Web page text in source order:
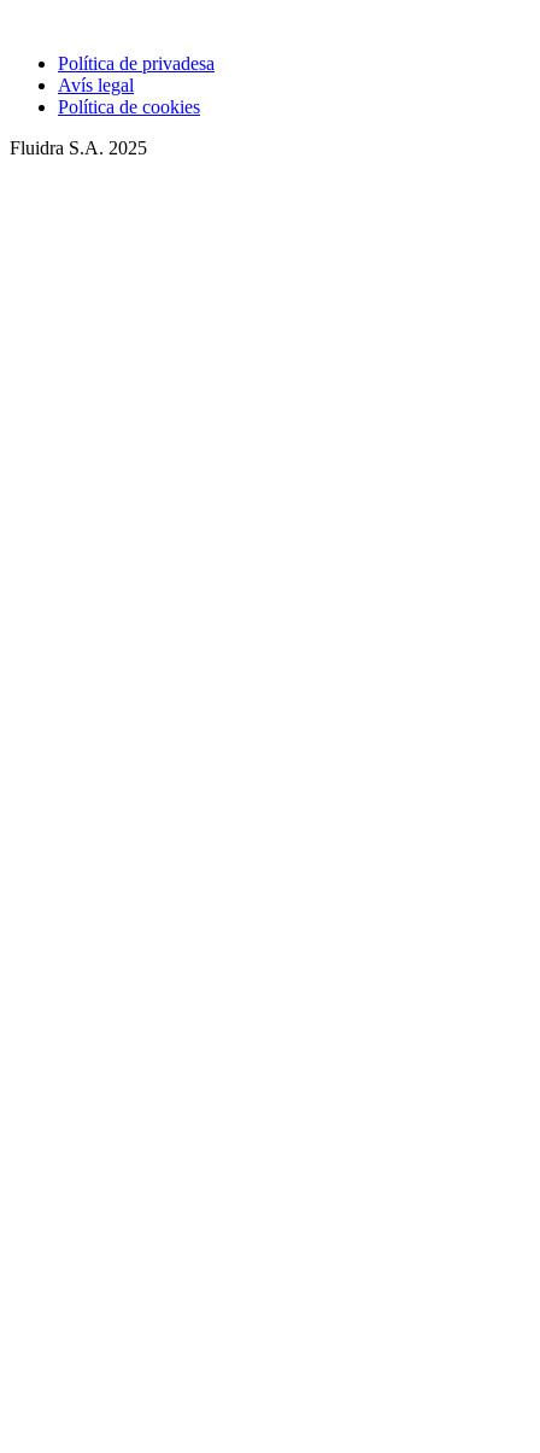
Política de privadesa
Avís legal
Política de cookies
Fluidra S.A. 2025